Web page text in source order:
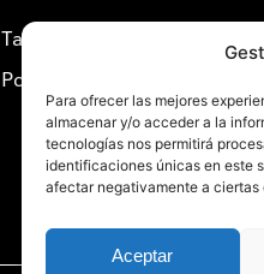
Para ofrecer las mejores
almacenar y/o acceder a la
tecnologías nos permitirá
identificaciones únicas en este
afectar negativamente a
Aceptar
Taller
Postventa